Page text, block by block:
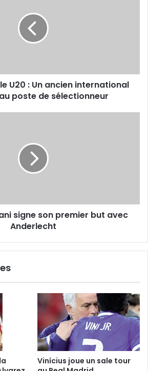
U20 : Un ancien international
poste de sélectionneur
signe son premier but avec
Anderlecht
Vinícius joue un sale tour